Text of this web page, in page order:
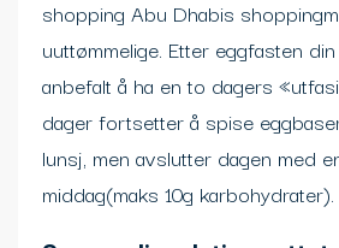
shopping Abu Dhabis
uuttømmelige. Etter eggfasten
anbefalt å ha en to dagers
dager fortsetter å spise
lunsj, men avslutter dagen med
middag(maks 10g karbohydrater).